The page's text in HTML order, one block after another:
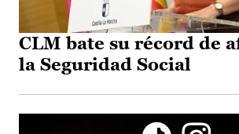
CLM bate su récord de
la Seguridad Social